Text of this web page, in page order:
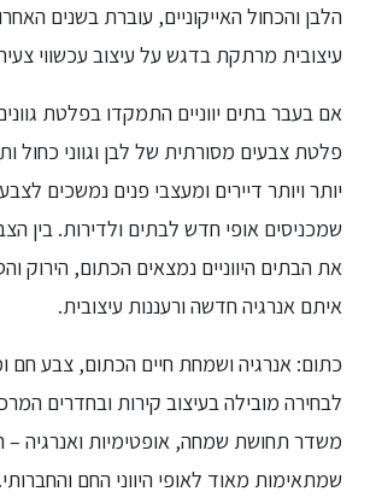
הלבן והכחול האייקוניים, עוברת בשנים
עיצובית מרתקת בדגש על עיצוב עכשווי
אם בעבר בתים יווניים התמקדו בפלטת
פלטת צבעים מסורתית של לבן וגווני כחול
יותר ויותר דיירים ומעצבי פנים נמשכים
שמכניסים אופי חדש לבתים ולדירות. בין
את הבתים היווניים נמצאים הכתום, הירוק
איתם אנרגיה חדשה ורעננות עיצובית.
כתום: אנרגיה ושמחת חיים הכתום, צבע חם
לבחירה מובילה בעיצוב קירות ובחדרים
משדר תחושת שמחה, אופטימיות ואנרגיה –
שמתאימות מאוד לאופי היווני החם